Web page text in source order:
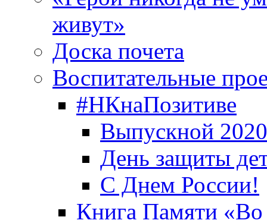
живут»
Доска почета
Воспитательные
#НКнаПозитиве
Выпускной
День защиты
С Днем России!
Книга Памяти